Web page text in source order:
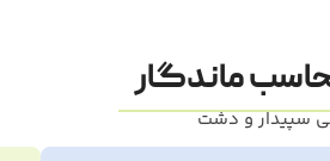
ماندگار
سپیدار و دشت